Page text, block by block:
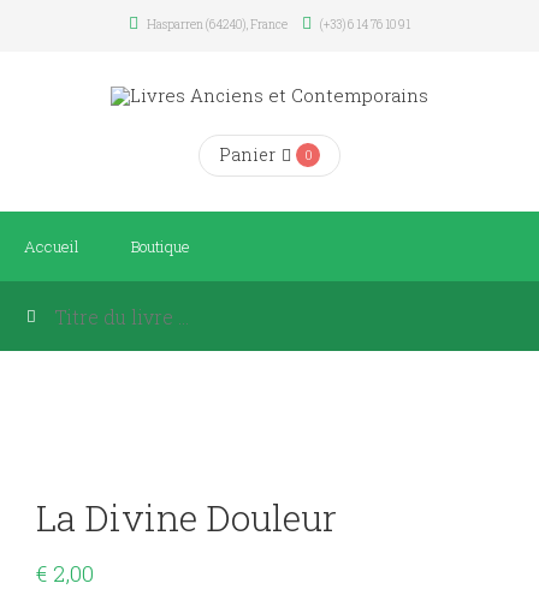
Hasparren (64240), France (+33) 6 14 76 10 91
Panier 0
Accueil Boutique
La Divine Douleur
€ 2,00